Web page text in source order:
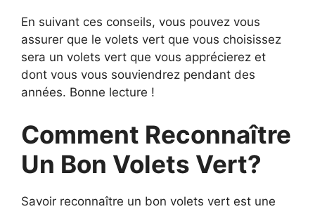
En suivant ces conseils, vous pouvez vous
assurer que le volets vert que vous choisissez
sera un volets vert que vous apprécierez et
dont vous vous souviendrez pendant des
années. Bonne lecture !
Comment Reconnaître
Un Bon Volets Vert?
Savoir reconnaître un bon volets vert est une